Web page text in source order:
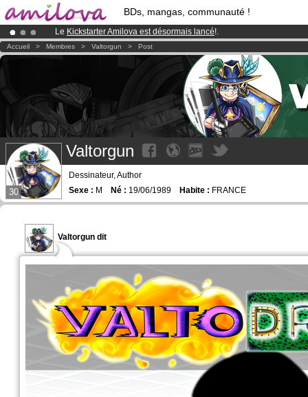
BDs, mangas, communauté !
Le Kickstarter Amilova est désormais lancé!.
Abonnement premium: à partir de3.95 eurospar mois !Clique ici
Déjà 100000membreset 1000BDs & Mangas!
Accueil > Membres > Valtorgun > Post
30
Valtorgun
Dessinateur, Author
Sexe : M Né : 19/06/1989 Habite : FRANCE
Valtorgun dit